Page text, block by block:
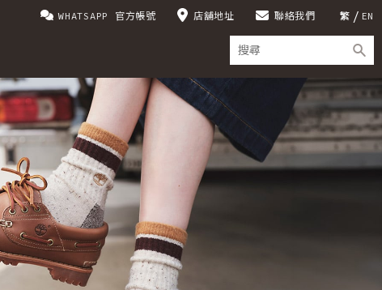
繁 EN
WHATSAPP 官方帳號 店舖地址 聯絡我們